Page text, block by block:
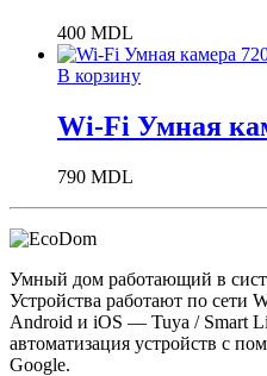
400 MDL
В корзину
Wi-Fi Умная
790 MDL
Умный дом работающий в
Устройства работают по сети
Android и iOS — Tuya / Smart
автоматизация устройств с
Google.